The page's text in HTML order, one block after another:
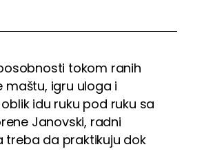
tokom ranih
igru uloga i
idu ruku pod ruku sa
Janovski, radni
treba da praktikuju dok